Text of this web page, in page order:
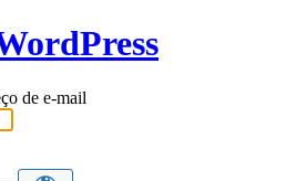
de e-mail